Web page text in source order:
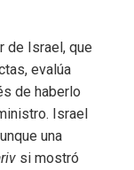
de Israel, que
evalúa
de haberlo
Israel
una
si mostró